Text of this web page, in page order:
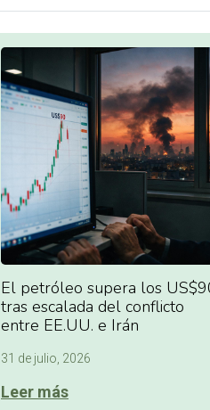
El petróleo supera los
tras escalada del conflicto
entre EE.UU. e Irán
31 de julio, 2026
Leer más